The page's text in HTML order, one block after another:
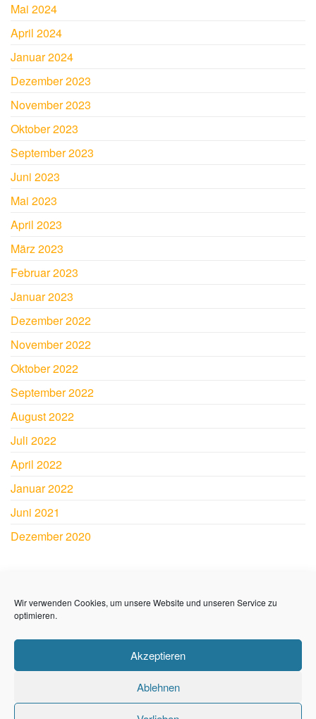
Wir verwenden Cookies, um unsere Website und unseren Service zu
optimieren.
Akzeptieren
Ablehnen
Mai 2024
April 2024
Januar 2024
Dezember 2023
November 2023
Oktober 2023
September 2023
Juni 2023
Mai 2023
April 2023
März 2023
Februar 2023
Januar 2023
Dezember 2022
November 2022
Oktober 2022
September 2022
August 2022
Juli 2022
April 2022
Januar 2022
Juni 2021
Dezember 2020
Andre und Sabine Lerch
Impressum
Datenschutzerklärung